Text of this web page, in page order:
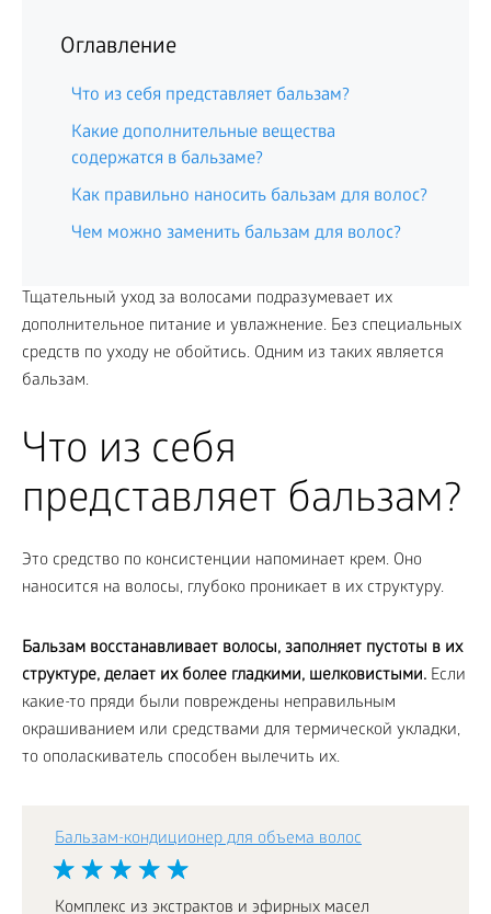
Оглавление
Что из себя представляет бальзам?
Какие дополнительные вещества
содержатся в бальзаме?
Как правильно наносить бальзам для волос?
Чем можно заменить бальзам для волос?
Тщательный уход за волосами подразумевает их
дополнительное питание и увлажнение. Без специальных
средств по уходу не обойтись. Одним из таких является
бальзам.
Что из себя
представляет бальзам?
Это средство по консистенции напоминает крем. Оно
наносится на волосы, глубоко проникает в их структуру.
Бальзам восстанавливает волосы, заполняет пустоты в их
структуре, делает их более гладкими, шелковистыми. Если
какие-то пряди были повреждены неправильным
окрашиванием или средствами для термической укладки,
то ополаскиватель способен вылечить их.
Бальзам-кондиционер для объема волос
Комплекс из экстрактов и эфирных масел